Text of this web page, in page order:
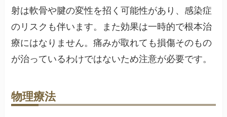
射は軟骨や腱の変性を招く可能性があり、感染症
のリスクも伴います。また効果は一時的で根本治
療にはなりません。痛みが取れても損傷そのもの
が治っているわけではないため注意が必要です。
物理療法